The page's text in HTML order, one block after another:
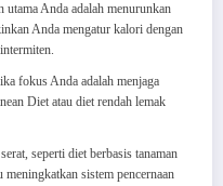
utama Anda adalah menurunkan
Anda mengatur kalori dengan
fokus Anda adalah menjaga
Diet atau diet rendah lemak
seperti diet berbasis tanaman
sistem pencernaan